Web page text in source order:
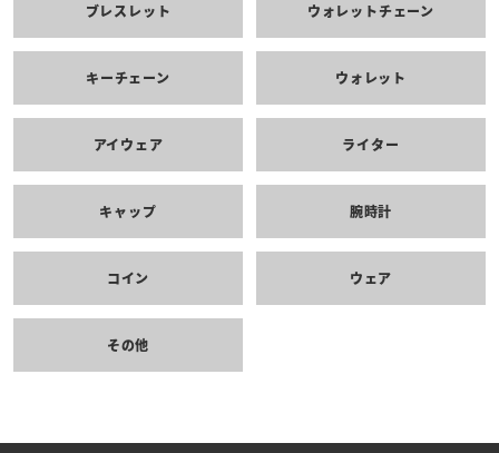
ブレスレット ウォレットチェーン
キーチェーン ウォレット
アイウェア ライター
キャップ 腕時計
コイン ウェア
その他